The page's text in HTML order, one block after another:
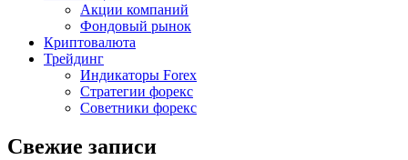
Акции компаний
Фондовый рынок
Криптовалюта
Трейдинг
Индикаторы Forex
Стратегии форекс
Советники форекс
Свежие записи